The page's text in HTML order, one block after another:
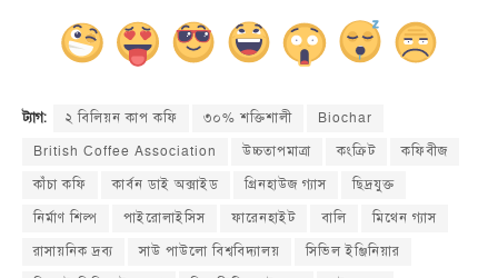
ট্যাগ: ২ বিলিয়ন কাপ কফি ৩০% শক্তিশালী
Biochar
British Coffee Association
উচ্চতাপমাত্রা কংক্রিট
কফিবীজ
কাঁচা কফি
কার্বন ডাই অক্সাইড গ্রিনহাউজ গ্যাস
ছিদ্রযুক্ত
নির্মাণ শিল্প
পাইরোলাইসিস ফারেনহাইট বালি
মিথেন গ্যাস
রাসায়নিক দ্রব্য
সাউ পাউলো বিশ্ববিদ্যালয়
সিভিল ইঞ্জিনিয়ার